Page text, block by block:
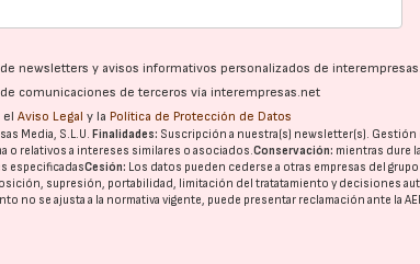
newsletters y avisos informativos personalizados de
comunicaciones de terceros vía interempresas.net
elAviso Legal y la Política de Protección de Datos
Media, S.L.U.Finalidades: Suscripción a nuestra(s) newsletter(s). Gestión
o relativos a intereses similares o asociados.Conservación: mientras dure
especificadasCesión: Los datos pueden cederse a otras empresas del grupo
supresión, portabilidad, limitación del tratatamiento y decisiones
no se ajusta a la normativa vigente, puede presentar reclamación ante la